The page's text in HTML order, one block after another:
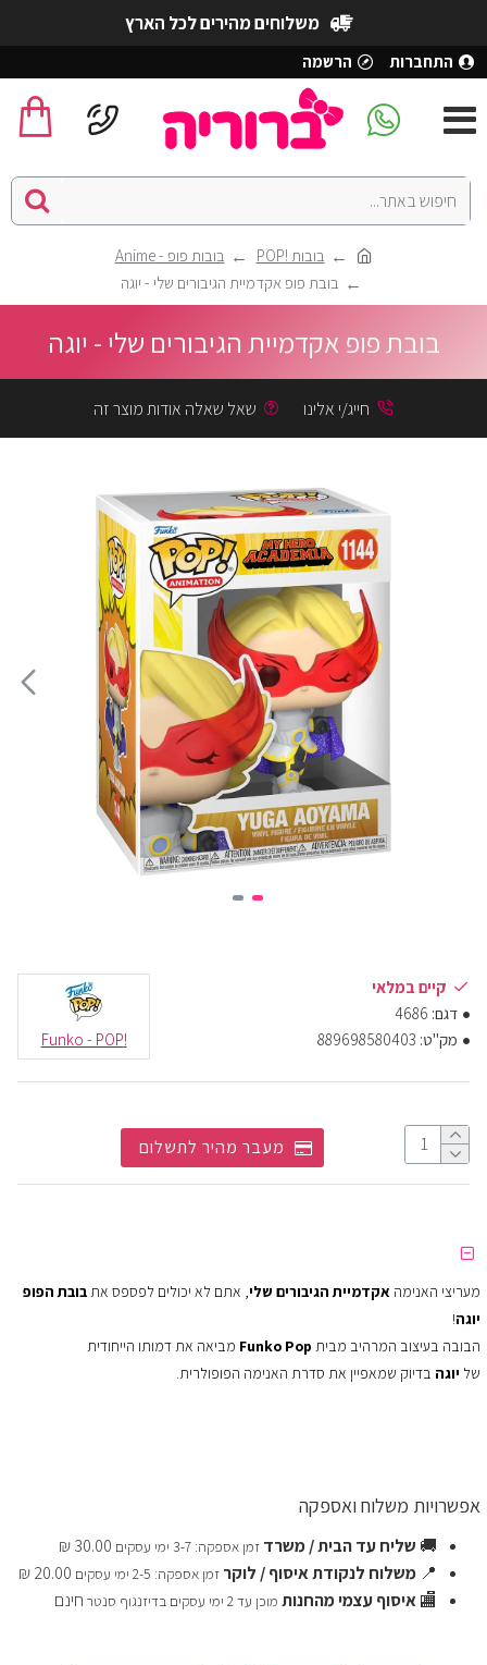
משלוחים מהירים לכל הארץ
התחברות הרשמה
בובות !POP
בובות פופ - Anime
בובת פופ אקדמיית הגיבורים שלי - יוגה
בובת פופ אקדמיית הגיבורים שלי - יוגה
חייג/י אלינו שאל שאלה אודות מוצר זה
קיים במלאי
דגם: 4686
מק"ט: 889698580403
!Funko - POP
מעבר מהיר לתשלום
אפשרויות משלוח ואספקה
🚚 שליח עד הבית / משרד זמן אספקה: 3-7 ימי עסקים
30.00 ₪
📍 משלוח לנקודת איסוף / לוקר זמן אספקה: 2-5 ימי עסקים
20.00 ₪
🏬איסוף עצמי מהחנות מוכן עד 2 ימי עסקים בדיזנגוף סנטר חינם
מעריצי האנימה אקדמיית הגיבורים שלי, אתם לא יכולים לפספס אתבובת הפופ
יוגה!
הבובה בעיצוב המרהיב מבית Funko Pop מביאה את דמותו הייחודית
של יוגה בדיוק שמאפיין את סדרת האנימה הפופולרית.